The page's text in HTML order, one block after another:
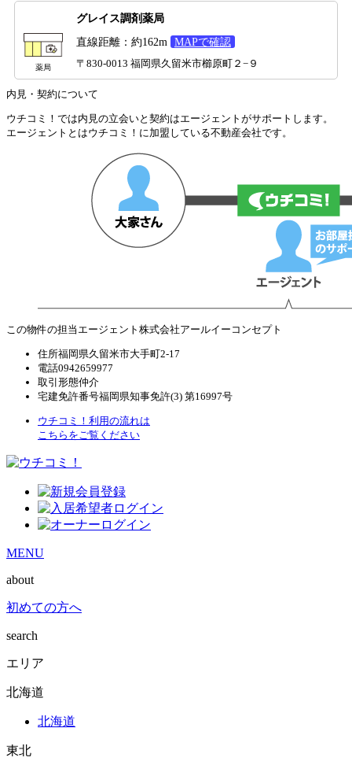
薬局
グレイス調剤薬局
直線距離：約162m MAPで確認
〒830-0013 福岡県久留米市櫛原町２−９
内見・契約について
ウチコミ！では内見の立会いと契約はエージェントがサポートします。
エージェントとはウチコミ！に加盟している不動産会社です。
この物件の担当エージェント 株式会社アールイーコンセプト
住所福岡県久留米市大手町2-17
電話0942659977
取引形態仲介
宅建免許番号福岡県知事免許(3) 第16997号
ウチコミ！利用の流れは
こちらをご覧ください
MENU
about
初めての方へ
search
エリア
北海道
北海道
東北